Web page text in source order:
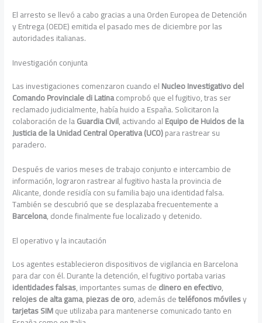
El arresto se llevó a cabo gracias a una Orden Europea de Detención
y Entrega (OEDE) emitida el pasado mes de diciembre por las
autoridades italianas.
Investigación conjunta
Las investigaciones comenzaron cuando elNucleo Investigativo del
Comando Provinciale di Latinacomprobó que el fugitivo, tras ser
reclamado judicialmente, había huido a España. Solicitaron la
colaboración de laGuardia Civil, activando alEquipo de Huidos de la
Justicia de la Unidad Central Operativa (UCO)para rastrear su
paradero.
Después de varios meses de trabajo conjunto e intercambio de
información, lograron rastrear al fugitivo hasta la provincia de
Alicante, donde residía con su familia bajo una identidad falsa.
También se descubrió que se desplazaba frecuentemente a
Barcelona, donde finalmente fue localizado y detenido.
El operativo y la incautación
Los agentes establecieron dispositivos de vigilancia en Barcelona
para dar con él. Durante la detención, el fugitivo portaba varias
identidades falsas, importantes sumas dedinero en efectivo,
relojes de alta gama,piezas de oro, además deteléfonos móvilesy
tarjetas SIMque utilizaba para mantenerse comunicado tanto en